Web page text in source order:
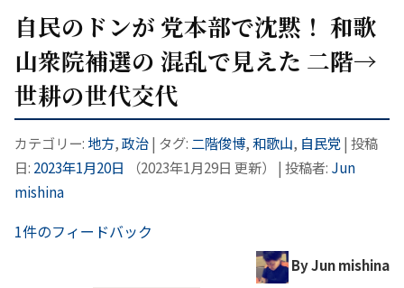
自民のドンが 党本部で沈黙！ 和歌
山衆院補選の 混乱で見えた 二階→
世耕の世代交代
カテゴリー: 地方,政治| タグ: 二階俊博,和歌山, 自民党| 投稿
日: 2023年1月20日 （2023年1月29日 更新） | 投稿者: Jun
mishina
1件のフィードバック
By Jun mishina